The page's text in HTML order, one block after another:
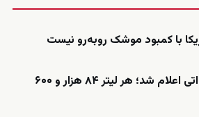
با کمبود موشک روبه‌رو نیست
قیمت بنزین سوپر وارداتی اعلام شد؛ هر لیتر ۸۴ هزار و ۶۰۰